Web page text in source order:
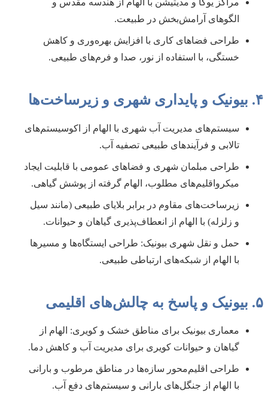
مراکز یوگا و مدیتیشن با الهام از هندسه مقدس و
الگوهای آرامش‌بخش در طبیعت.
طراحی فضاهای کاری با افزایش بهره‌وری و کاهش
خستگی، با استفاده از نور، صدا و فرم‌های طبیعی.
۴. بیونیک و پایداری شهری و زیرساخت‌ها
سیستم‌های مدیریت آب شهری با الهام از اکوسیستم‌های
تالابی و فرآیندهای طبیعی تصفیه آب.
طراحی مبلمان شهری و فضاهای عمومی با قابلیت ایجاد
میکرواقلیم‌های مطلوب، الهام گرفته از پوشش گیاهی.
زیرساخت‌های مقاوم در برابر بلایای طبیعی (مانند سیل
و زلزله) با الهام از انعطاف‌پذیری گیاهان و حیوانات.
حمل و نقل شهری بیونیک: طراحی ایستگاه‌ها و مسیرها
با الهام از شبکه‌های ارتباطی طبیعی.
۵. بیونیک و پاسخ به چالش‌های اقلیمی
معماری بیونیک برای مناطق خشک و کویری: الهام از
گیاهان و حیوانات کویری برای مدیریت آب و کاهش دما.
طراحی اقلیم‌محور سازه‌ها در مناطق مرطوب و بارانی
با الهام از جنگل‌های بارانی و سیستم‌های دفع آب.